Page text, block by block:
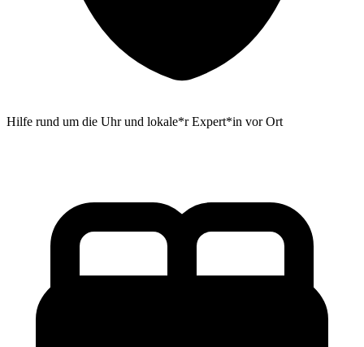
Hilfe rund um die Uhr und lokale*r Expert*in vor Ort